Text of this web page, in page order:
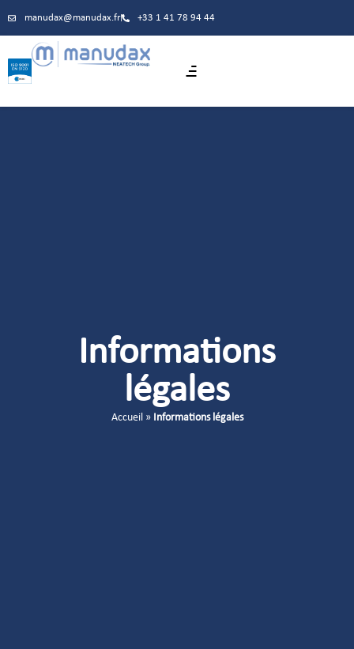
manudax@manudax.fr +33 1 41 78 94 44
Informations
légales
Accueil » Informations légales